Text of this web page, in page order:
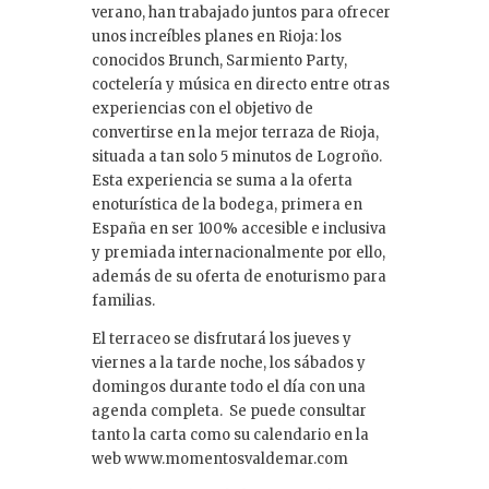
verano, han trabajado juntos para ofrecer
unos increíbles planes en Rioja: los
conocidos Brunch, Sarmiento Party,
coctelería y música en directo entre otras
experiencias con el objetivo de
convertirse en la mejor terraza de Rioja,
situada a tan solo 5 minutos de Logroño.
Esta experiencia se suma a la oferta
enoturística de la bodega, primera en
España en ser 100% accesible e inclusiva
y premiada internacionalmente por ello,
además de su oferta de enoturismo para
familias.
El terraceo se disfrutará los jueves y
viernes a la tarde noche, los sábados y
domingos durante todo el día con una
agenda completa. Se puede consultar
tanto la carta como su calendario en la
web www.momentosvaldemar.com